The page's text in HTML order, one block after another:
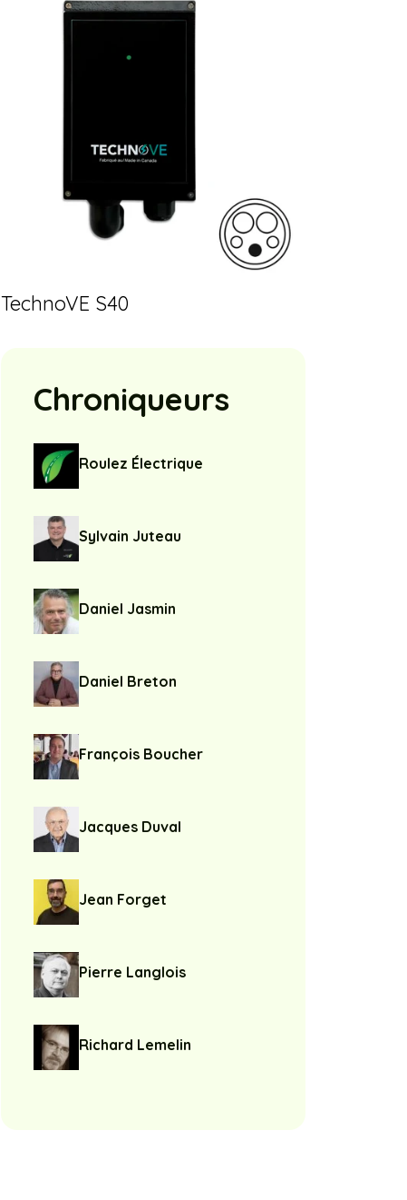
TechnoVE S40
Chroniqueurs
Roulez Électrique
Sylvain Juteau
Daniel Jasmin
Daniel Breton
François Boucher
Jacques Duval
Jean Forget
Pierre Langlois
Richard Lemelin